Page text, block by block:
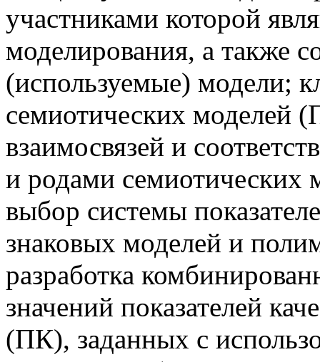
участниками которой
моделирования, а также
(используемые) модели;
семиотических моделей
взаимосвязей и
и родами семиотических
выбор системы
знаковых моделей и
разработка
значений показателей
(ПК), заданных с